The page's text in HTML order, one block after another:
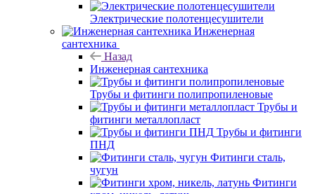
Электрические полотенцесушители
Инженерная
сантехника
Назад
Инженерная сантехника
Трубы и фитинги полипропиленовые
Трубы и
фитинги металлопласт
Трубы и фитинги
ПНД
Фитинги сталь,
чугун
Фитинги